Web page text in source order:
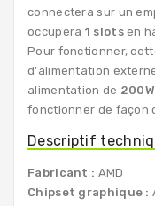
connectera sur un
occupera 1 slotsen
Pour fonctionner,
d'alimentation
alimentation de 200W
fonctionner de façon
Descriptif
Fabricant : AMD
Chipset graphique :